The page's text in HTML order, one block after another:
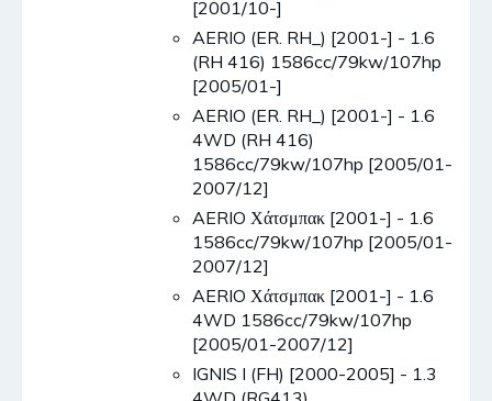
[2001/10-]
AERIO (ER. RH_) [2001-] - 1.6
(RH 416) 1586cc/79kw/107hp
[2005/01-]
AERIO (ER. RH_) [2001-] - 1.6
4WD (RH 416)
1586cc/79kw/107hp [2005/01-
2007/12]
AERIO Χάτσμπακ [2001-] - 1.6
1586cc/79kw/107hp [2005/01-
2007/12]
AERIO Χάτσμπακ [2001-] - 1.6
4WD 1586cc/79kw/107hp
[2005/01-2007/12]
IGNIS I (FH) [2000-2005] - 1.3